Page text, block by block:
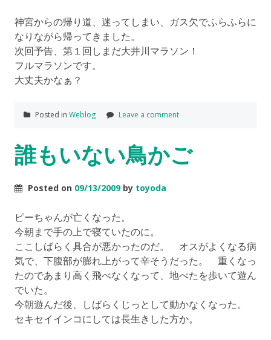
神宮からの帰り道、迷ってしまい、ガス欠でふらふらに
なりながら帰ってきました。
次回予告、第１回しまだ大井川マラソン！
フルマラソンです。
大丈夫かなぁ？
Posted in Weblog Leave a comment
誰もいない鳥かご
Posted on 09/13/2009by toyoda
ピーちゃんが亡くなった。
今朝まで手の上で寝ていたのに。
ここしばらく具合が悪かったのだ。 オスがよくなる病
気で、下腹部が膨れ上がって辛そうだった。 重くなっ
たのであまり高く飛べなくなって、地べたを歩いて遊ん
でいた。
今朝遊んだ後、しばらくじっとして動かなくなった。
セキセイインコにしては長生きした方か。